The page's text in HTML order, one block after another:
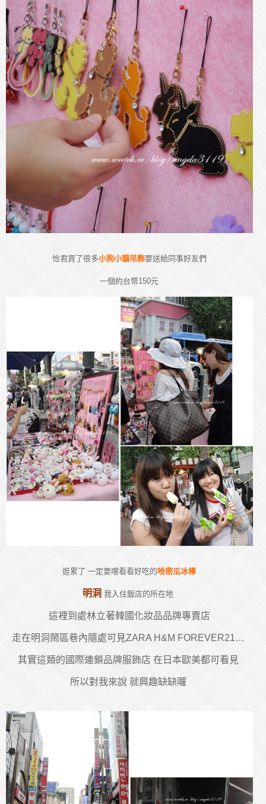
怡君買了很多小狗小貓吊飾要送給同事好友們
一個約台幣150元
逛累了 一定要嚐看看好吃的哈密瓜冰棒
明洞 我入住飯店的所在地
這裡到處林立著韓國化妝品品牌專賣店
走在明洞鬧區巷內隨處可見ZARA H&M FOREVER21…
其實這類的國際連鎖品牌服飾店 在日本歐美都可看見
所以對我來說 就興趣缺缺囉